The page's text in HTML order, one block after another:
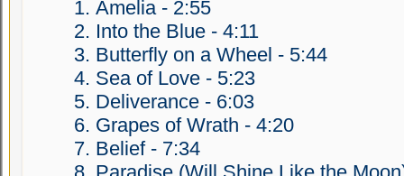
Amelia - 2:55
Into the Blue - 4:11
Butterfly on a Wheel - 5:44
Sea of Love - 5:23
Deliverance - 6:03
Grapes of Wrath - 4:20
Belief - 7:34